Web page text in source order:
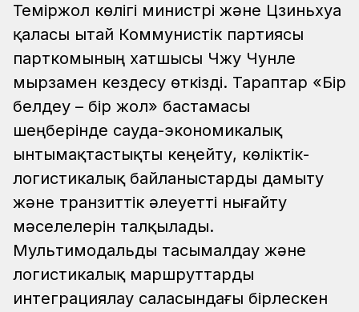
Теміржол көлігі министрі және Цзиньхуа
қаласы Қытай Коммунистік партиясы
парткомының хатшысы Чжу Чунле
мырзамен кездесу өткізді. Тараптар «Бір
белдеу – бір жол» бастамасы
шеңберінде сауда-экономикалық
ынтымақтастықты кеңейту, көліктік-
логистикалық байланыстарды дамыту
және транзиттік әлеуетті нығайту
мәселелерін талқылады.
Мультимодальды тасымалдау және
логистикалық маршруттарды
интеграциялау саласындағы бірлескен